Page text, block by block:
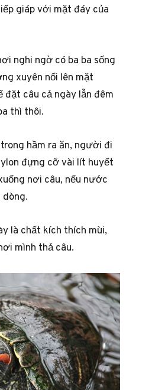
giáp với mặt đáy của
nghi ngờ có ba ba sống
xuyên nổi lên mặt
đặt câu cả ngày lẫn đêm
thì thôi.
hầm ra ăn, người đi
đựng cỡ vài lít huyết
nơi câu, nếu nước
là chất kích thích mùi,
mình thả câu.